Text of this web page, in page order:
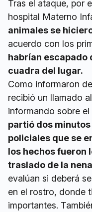
Tras el ataque, por
hospital Materno
animales se
acuerdo con los
habrían escapado
cuadra del lugar.
Como informaron
recibió un llamado
informando sobre
partió dos
policiales que se
los hechos fueron
traslado de la
evalúan si deberá
en el rostro, donde
importantes.